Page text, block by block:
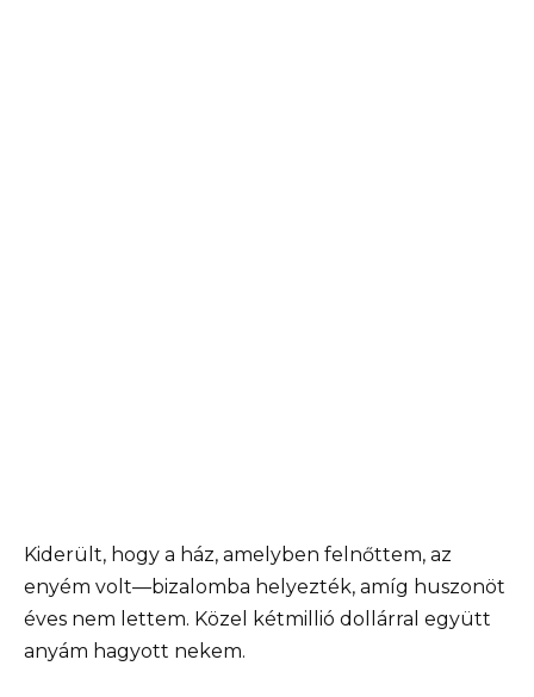
Kiderült, hogy a ház, amelyben felnőttem, az
enyém volt—bizalomba helyezték, amíg huszonöt
éves nem lettem. Közel kétmillió dollárral együtt
anyám hagyott nekem.